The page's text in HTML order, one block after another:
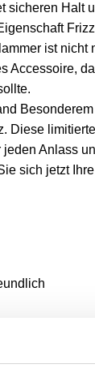
sicheren Halt
ist nicht
Accessoire,
Diese
Anlass
sich jetzt